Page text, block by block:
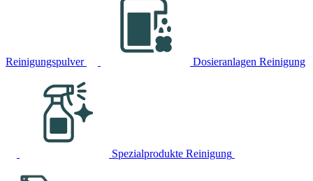
Reinigungspulver Dosieranlagen Reinigung
Spezialprodukte Reinigung